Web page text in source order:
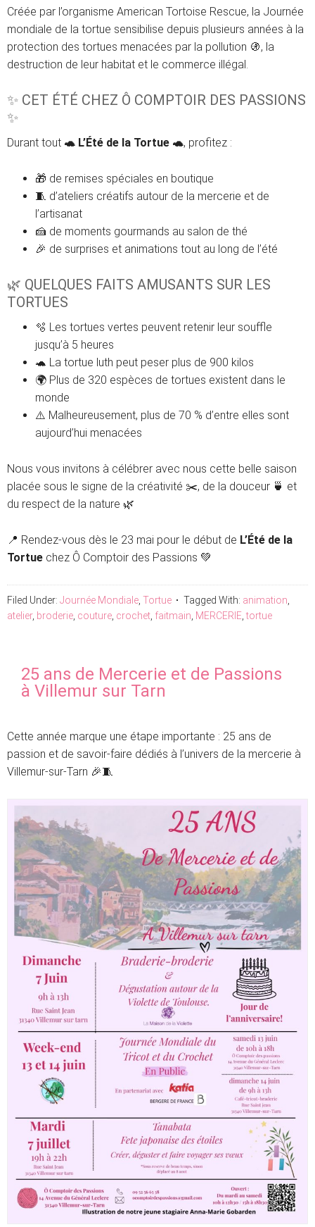
Créée par l’organisme American Tortoise Rescue, la Journée
mondiale de la tortue sensibilise depuis plusieurs années à la
protection des tortues menacées par la pollution 🚯, la
destruction de leur habitat et le commerce illégal.
✨ CET ÉTÉ CHEZ Ô COMPTOIR DES PASSIONS
✨
Durant tout 🐢 L’Été de la Tortue 🐢, profitez :
🎁 de remises spéciales en boutique
🧵 d’ateliers créatifs autour de la mercerie et de
l’artisanat
🍰 de moments gourmands au salon de thé
🎉 de surprises et animations tout au long de l’été
🌿 QUELQUES FAITS AMUSANTS SUR LES
TORTUES
🫧 Les tortues vertes peuvent retenir leur souffle
jusqu’à 5 heures
🐢 La tortue luth peut peser plus de 900 kilos
🌍 Plus de 320 espèces de tortues existent dans le
monde
⚠️ Malheureusement, plus de 70 % d’entre elles sont
aujourd’hui menacées
Nous vous invitons à célébrer avec nous cette belle saison
placée sous le signe de la créativité ✂️, de la douceur 🍵 et
du respect de la nature 🌿
📍 Rendez-vous dès le 23 mai pour le début de L’Été de la
Tortue chez Ô Comptoir des Passions 💚
Filed Under: Journée Mondiale Tortue Tagged With: animation
atelier, broderie couture crochet faitmain MERCERIE ,tortue
25 ans de Mercerie et de Passions
à Villemur sur Tarn
Cette année marque une étape importante : 25 ans de
passion et de savoir-faire dédiés à l’univers de la mercerie à
Villemur-sur-Tarn 🎉🧵